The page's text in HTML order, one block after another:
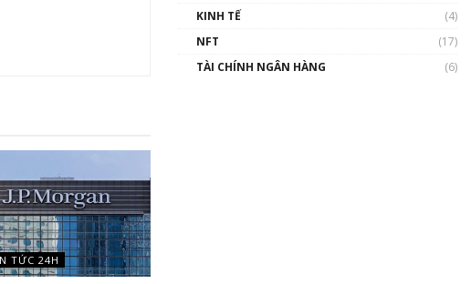
TỨC 24H
KINH TẾ
(4)
NFT
(17)
TÀI CHÍNH NGÂN HÀNG
(6)